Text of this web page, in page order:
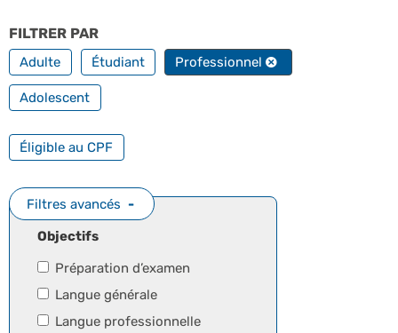
FILTRER PAR
Adulte Étudiant Professionnel
Adolescent
Éligible au CPF
Filtres avancés
Objectifs
Préparation d’examen
Langue générale
Langue professionnelle